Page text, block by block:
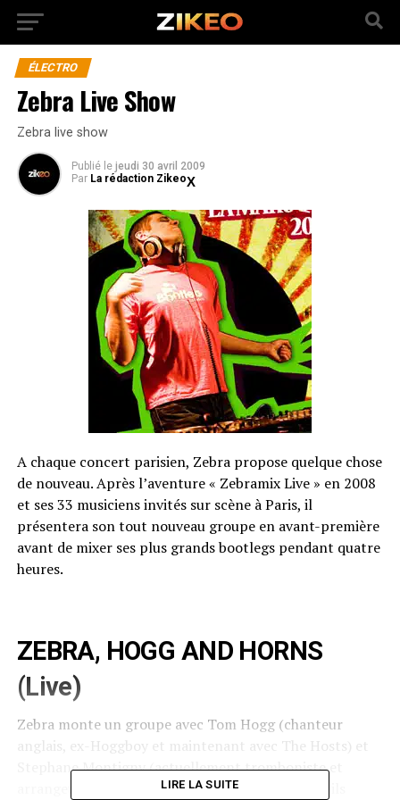
ÉLECTRO
Zebra Live Show
Zebra live show
Publié le jeudi 30 avril 2009
Par La rédaction Zikeo
A chaque concert parisien, Zebra propose quelque chose
de nouveau. Après l’aventure « Zebramix Live » en 2008
et ses 33 musiciens invités sur scène à Paris, il
présentera son tout nouveau groupe en avant-première
avant de mixer ses plus grands bootlegs pendant quatre
heures.
ZEBRA, HOGG AND HORNS
(Live)
Zebra monte un groupe avec Tom Hogg (chanteur
anglais, ex-Hoggboy et maintenant avec The Hosts) et
Stephane Montigny (actuellement tromboniste et
arrangeur de Dionysos et Olivia Ruiz). Ensemble, ils
LIRE LA SUITE